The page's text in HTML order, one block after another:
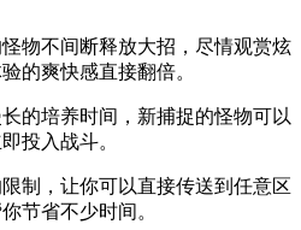
物不间断释放大招，尽情观赏炫
的爽快感直接翻倍。
的培养时间，新捕捉的怪物可以
投入战斗。
制，让你可以直接传送到任意区
节省不少时间。